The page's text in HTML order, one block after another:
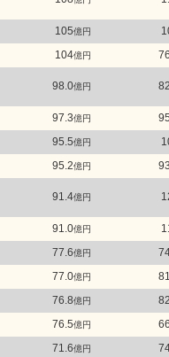
105億円
104億円
98.0億円
97.3億円
95.5億円
95.2億円
91.4億円
91.0億円
77.6億円
77.0億円
76.8億円
76.5億円
71.6億円